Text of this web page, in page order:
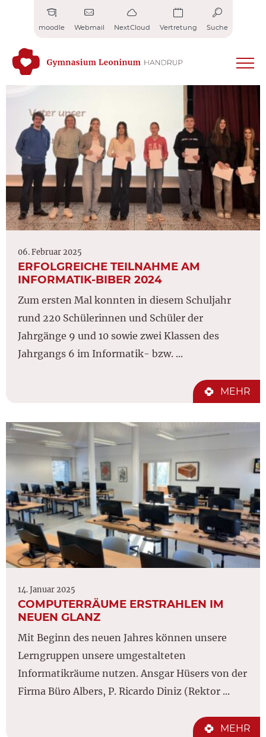
moodle Webmail NextCloud Vertretung Suche
06. Februar 2025
ERFOLGREICHE TEILNAHME AM
INFORMATIK-BIBER 2024
Zum ersten Mal konnten in diesem Schuljahr
rund 220 Schülerinnen und Schüler der
Jahrgänge 9 und 10 sowie zwei Klassen des
Jahrgangs 6 im Informatik- bzw. ...
MEHR
14. Januar 2025
COMPUTERRÄUME ERSTRAHLEN IM
NEUEN GLANZ
Mit Beginn des neuen Jahres können unsere
Lerngruppen unsere umgestalteten
Informatikräume nutzen. Ansgar Hüsers von der
Firma Büro Albers, P. Ricardo Diniz (Rektor ...
MEHR